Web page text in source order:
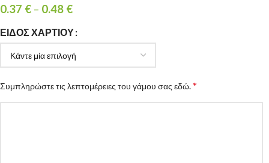
0.37 € – 0.48 €
ΕΊΔΟΣ ΧΑΡΤΙΟΎ
Συμπληρώστε τις λεπτομέρειες του γάμου σας εδώ.*